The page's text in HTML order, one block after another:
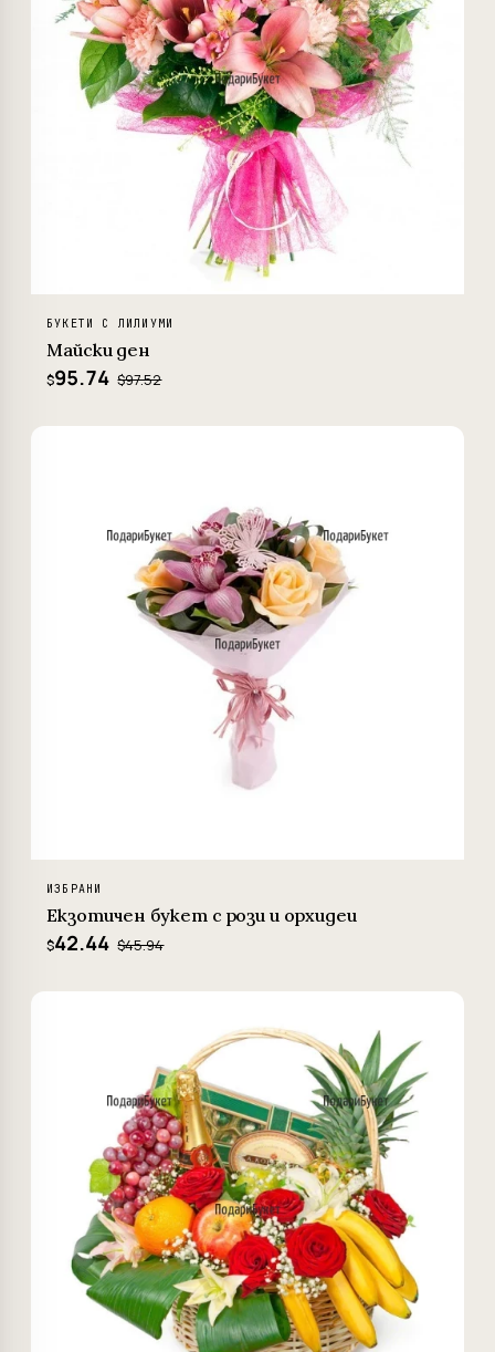
БУКЕТИ С ЛИЛИУМИ
Майски ден
$95.74 $97.52
ИЗБРАНИ
Екзотичен букет с рози и орхидеи
$42.44 $45.94